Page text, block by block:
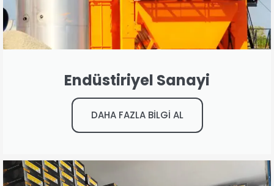
Endüstiriyel Sanayi
DAHA FAZLA BİLGİ AL